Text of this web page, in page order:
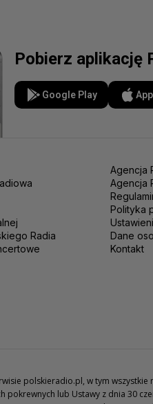
Pobierz aplikację
Google Play
Radia
Agencja
Agencja
Polityka
Dane
Kontakt
polskieradio.pl, w tym
pokrewnych lub Ustawy z dnia 30